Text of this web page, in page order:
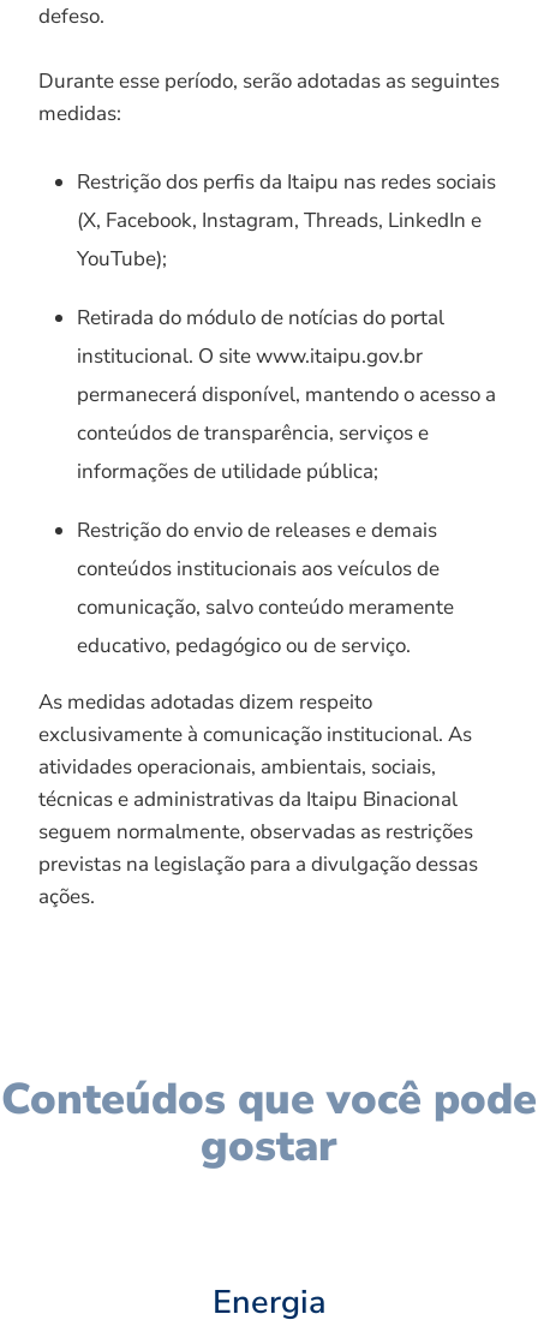
defeso.
Durante esse período, serão adotadas as seguintes
medidas:
Restrição dos perfis da Itaipu nas redes sociais
(X, Facebook, Instagram, Threads, LinkedIn e
YouTube);
Retirada do módulo de notícias do portal
institucional. O site www.itaipu.gov.br
permanecerá disponível, mantendo o acesso a
conteúdos de transparência, serviços e
informações de utilidade pública;
Restrição do envio de releases e demais
conteúdos institucionais aos veículos de
comunicação, salvo conteúdo meramente
educativo, pedagógico ou de serviço.
As medidas adotadas dizem respeito
exclusivamente à comunicação institucional. As
atividades operacionais, ambientais, sociais,
técnicas e administrativas da Itaipu Binacional
seguem normalmente, observadas as restrições
previstas na legislação para a divulgação dessas
ações.
Conteúdos que você pode
gostar
Energia